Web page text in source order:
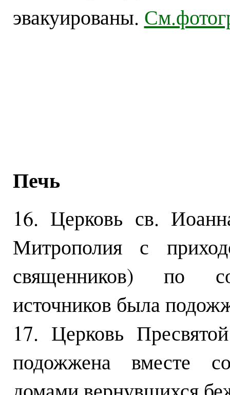
эвакуированы.
Печь
16. Церковь св.
Митрополия с
священников) по
источников была
17. Церковь
подожжена вместе